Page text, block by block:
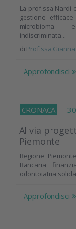
La prof.ssa Nardi
gestione
microbioma
indiscriminata...
di Prof.ssa
Approfondisci
CRONACA 30
Al via
Piemonte
Regione
Bancaria
odontoiatria
Approfondisci